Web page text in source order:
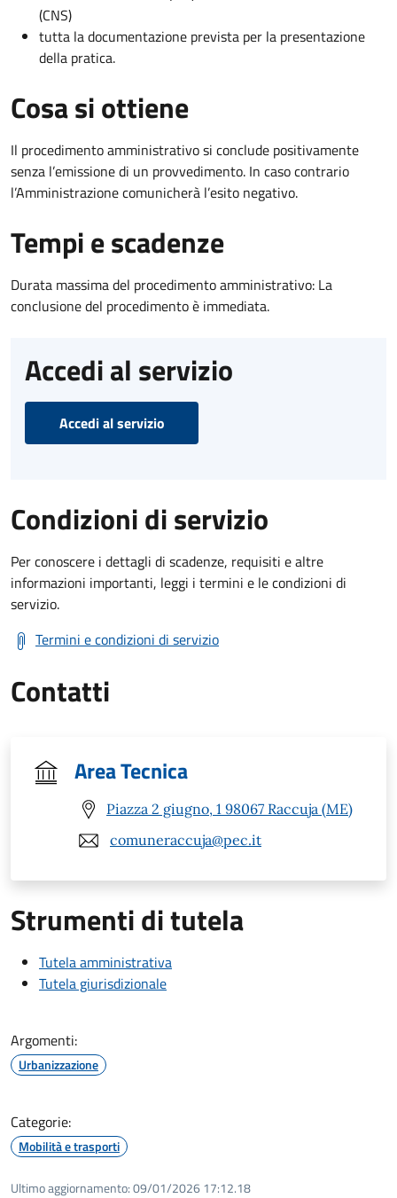
(CNS)
tutta la documentazione prevista per la presentazione
della pratica.
Cosa si ottiene
Il procedimento amministrativo si conclude positivamente
senza l’emissione di un provvedimento. In caso contrario
l’Amministrazione comunicherà l’esito negativo.
Tempi e scadenze
Durata massima del procedimento amministrativo: La
conclusione del procedimento è immediata.
Accedi al servizio
Accedi al servizio
Condizioni di servizio
Per conoscere i dettagli di scadenze, requisiti e altre
informazioni importanti, leggi i termini e le condizioni di
servizio.
Termini e condizioni di servizio
Contatti
Area Tecnica
Piazza 2 giugno, 1 98067 Raccuja (ME)
comuneraccuja@pec.it
Strumenti di tutela
Tutela amministrativa
Tutela giurisdizionale
Argomenti:
Urbanizzazione
Categorie:
Mobilità e trasporti
Ultimo aggiornamento:09/01/2026 17:12.18